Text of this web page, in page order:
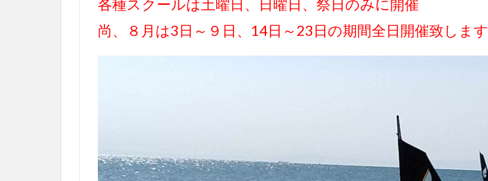
各種スクールは土曜日、日曜日、祭日のみに開催
尚、８月は3日～９日、14日～23日の期間全日開催致します